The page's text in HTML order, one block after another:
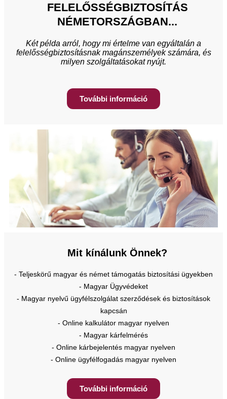
FELELŐSSÉGBIZTOSÍTÁS
NÉMETORSZÁGBAN...
Két példa arról, hogy mi értelme van egyáltalán a
felelősségbiztosításnak magánszemélyek számára, és
milyen szolgáltatásokat nyújt.
További információ
Mit kínálunk Önnek?
- Teljeskörű magyar és német támogatás biztosítási ügyekben
- Magyar Ügyvédeket
- Magyar nyelvű ügyfélszolgálat szerződések és biztosítások
kapcsán
- Online kalkulátor magyar nyelven
- Magyar kárfelmérés
- Online kárbejelentés magyar nyelven
- Online ügyfélfogadás magyar nyelven
További információ